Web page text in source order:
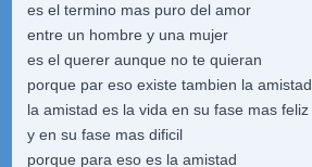
es el termino mas puro del amor
entre un hombre y una mujer
es el querer aunque no te quieran
porque par eso existe tambien la amistad
la amistad es la vida en su fase mas feliz
y en su fase mas dificil
porque para eso es la amistad